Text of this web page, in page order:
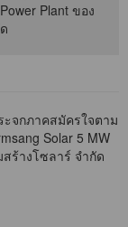
จกภาคสมัครใจตาม
Solar 5 MW
ร้างโซลาร์ จำกัด